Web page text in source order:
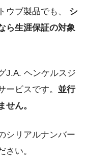
ウブ製品でも、
シ
ら生涯保証の対象
J.A. ヘンケルスジ
ービスです。 並行
ん。
シリアルナンバー
さい。